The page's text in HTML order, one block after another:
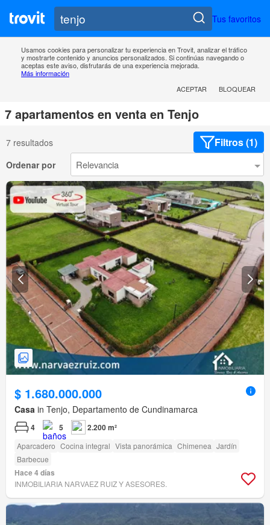
Tus favoritos
Usamos cookies para personalizar tu experiencia en Trovit, analizar el tráfico
y mostrarte contenido y anuncios personalizados. Si continúas navegando o
aceptas este aviso, disfrutarás de una experiencia mejorada.
Más información
ACEPTAR
BLOQUEAR
7 apartamentos en venta en Tenjo
7 resultados Filtros (1)
Ordenar por
$ 1.680.000.000
Casa in Tenjo, Departamento de Cundinamarca
4 5 2.200 m²
Aparcadero Cocina integral Vista panorámica Chimenea Jardín
Barbecue
Hace 4 días
INMOBILIARIA NARVAEZ RUIZ Y ASESORES.